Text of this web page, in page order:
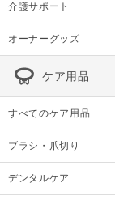
介護サポート
オーナーグッズ
ケア用品
すべてのケア用品
ブラシ・爪切り
デンタルケア